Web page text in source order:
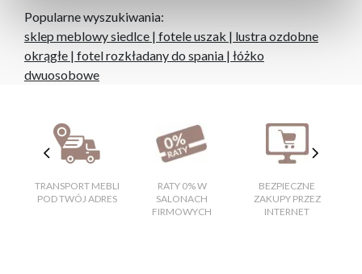
Popularne wyszukiwania:
sklep meblowy siedlce | fotele uszak | lustra ozdobne
okrągłe | fotel rozkładany do spania | łóżko
dwuosobowe
TRANSPORT MEBLI
POD TWÓJ ADRES
RATY 0% W
SALONACH
FIRMOWYCH
BEZPIECZNE
ZAKUPY PRZEZ
INTERNET